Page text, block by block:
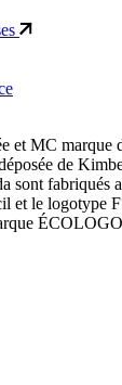
et MC marque
de
sont fabriqués
et le logotype